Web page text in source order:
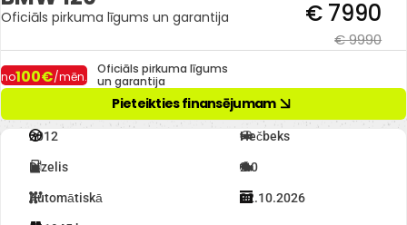
Oficiāls pirkuma līgums un garantija
€ 9990
€ 7990
no100€/mēn.
Oficiāls pirkuma līgums
un garantija
Pieteikties finansējumam
2012 Hečbeks
Dīzelis 2.0
Automātiskā 22.10.2026